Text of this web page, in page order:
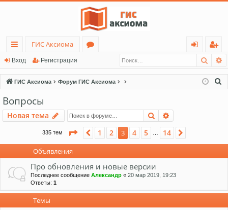
с
ы
лк
и
ГИС Аксиома
ру
м
д
ег
ис
тр
Вход Регистрация
ГИС Аксиома Форум ГИС Аксиома
Вопросы
Новая тема Поиск
335 тем Страница из 14
Пред.
1 2 3 4 5 14
Объявления
Про обновления и новые версии
Последнее сообщение Александр « 20 мар 2019, 19:23
Ответы: 1
Темы